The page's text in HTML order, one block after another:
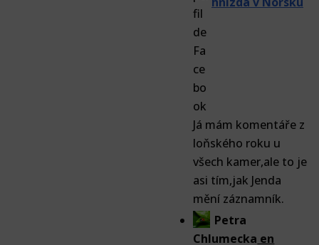
Já mám komentáře z
loňského roku u
všech kamer,ale to je
asi tím,jak Jenda
mění záznamník.
Petra
Chlumecka en